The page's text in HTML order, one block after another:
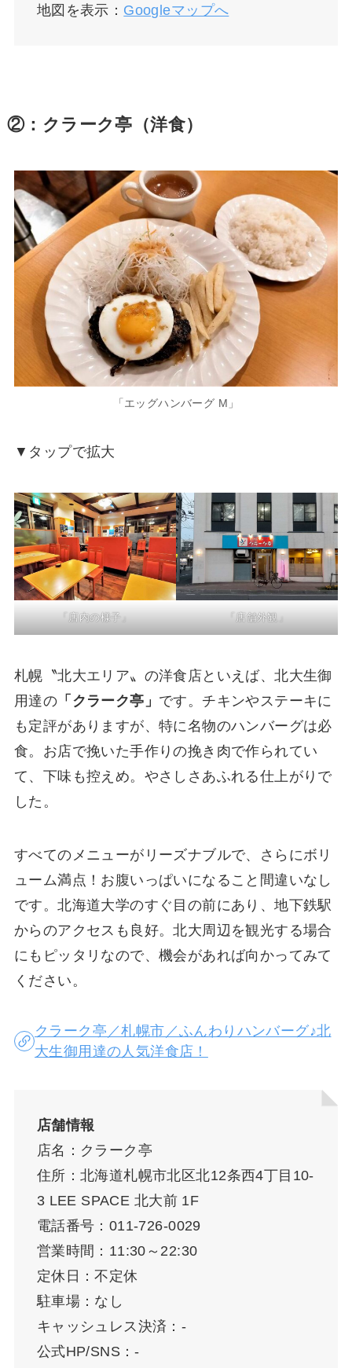
地図を表示： Googleマップへ
②：クラーク亭（洋食）
「エッグハンバーグ M」
▼タップで拡大
「店内の様子」 「店舗外観」
札幌〝北大エリア〟の洋食店といえば、北大生御
用達の 「クラーク亭」 です。チキンやステーキに
も定評がありますが、特に名物のハンバーグは必
食。お店で挽いた手作りの挽き肉で作られてい
て、下味も控えめ。やさしさあふれる仕上がりで
した。
すべてのメニューがリーズナブルで、さらにボリ
ューム満点！お腹いっぱいになること間違いなし
です。北海道大学のすぐ目の前にあり、地下鉄駅
からのアクセスも良好。北大周辺を観光する場合
にもピッタリなので、機会があれば向かってみて
ください。
クラーク亭／札幌市／ふんわりハンバーグ♪北
大生御用達の人気洋食店！
店舗情報
店名：クラーク亭
住所：北海道札幌市北区北12条西4丁目10-
3 LEE SPACE 北大前 1F
電話番号：011-726-0029
営業時間：11:30～22:30
定休日：不定休
駐車場：なし
キャッシュレス決済：-
公式HP/SNS：-